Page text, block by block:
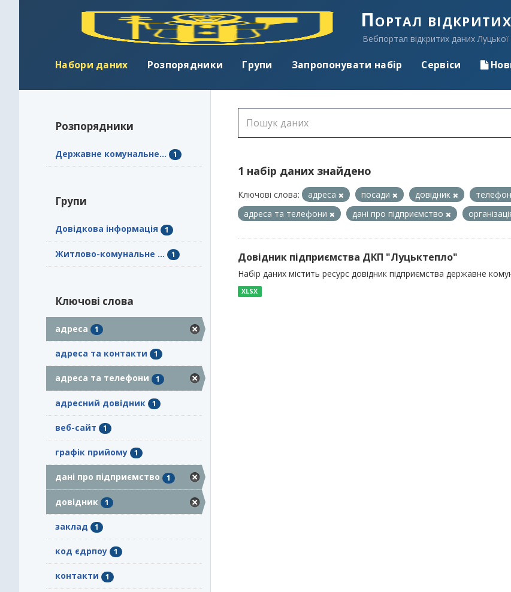
Портал
Вебпортал відкритих даних Луцької
Набори даних Розпорядники Групи Запропонувати набір Сервіси
Розпорядники
Державне комунальне... 1
Групи
Довідкова інформація 1
Житлово-комунальне ... 1
Ключові слова
адреса 1
адреса та контакти 1
адреса та телефони 1
адресний довідник 1
веб-сайт 1
графік прийому 1
дані про підприємство 1
довідник 1
заклад 1
код єдрпоу 1
контакти 1
1 набір даних знайдено
Ключові слова: адреса посади довідник
телефон
адреса та телефони
дані про підприємство
Довідник підприємства ДКП "Луцьктепло"
Набір даних містить ресурс довідник підприємства державне
XLSX